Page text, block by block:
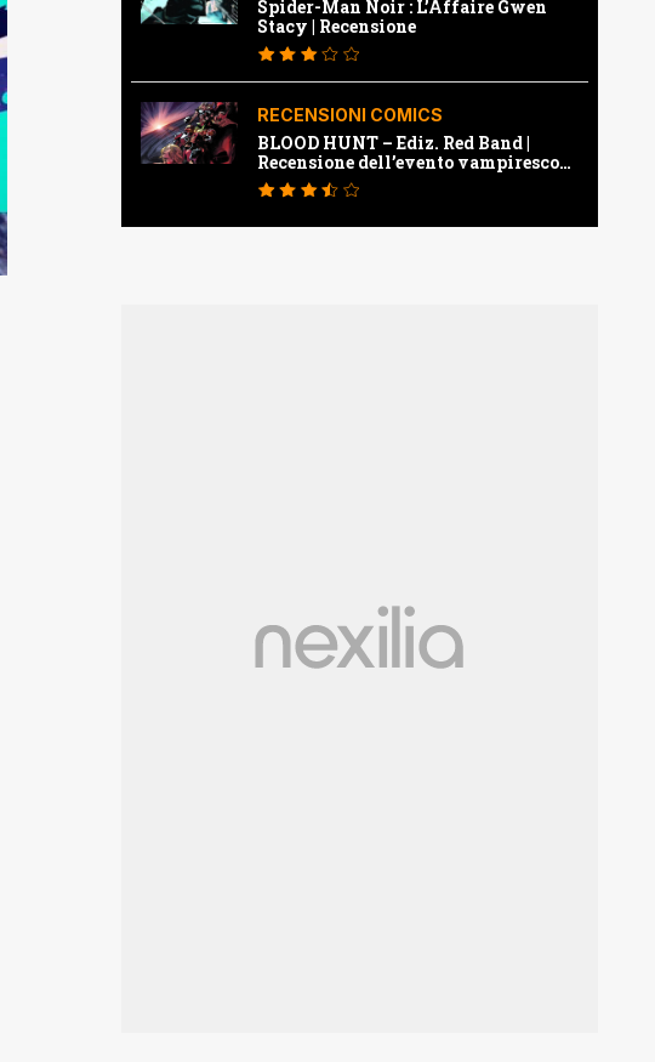
Spider-Man Noir : L’Affaire Gwen
Stacy | Recensione
RECENSIONI COMICS
BLOOD HUNT – Ediz. Red Band |
Recensione dell’evento vampiresco
della Marvel